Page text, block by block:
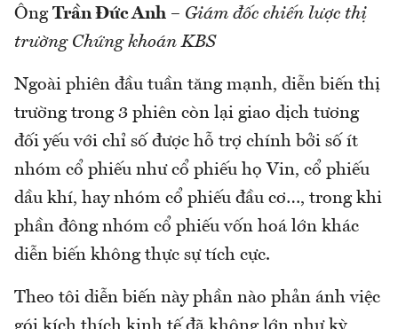
Ông Trần Đức Anh – Giám đốc chiến lược thị
trường Chứng khoán KBS
Ngoài phiên đầu tuần tăng mạnh, diễn biến thị
trường trong 3 phiên còn lại giao dịch tương
đối yếu với chỉ số được hỗ trợ chính bởi số ít
nhóm cổ phiếu như cổ phiếu họ Vin, cổ phiếu
dầu khí, hay nhóm cổ phiếu đầu cơ…, trong khi
phần đông nhóm cổ phiếu vốn hoá lớn khác
diễn biến không thực sự tích cực.
Theo tôi diễn biến này phần nào phản ánh việc